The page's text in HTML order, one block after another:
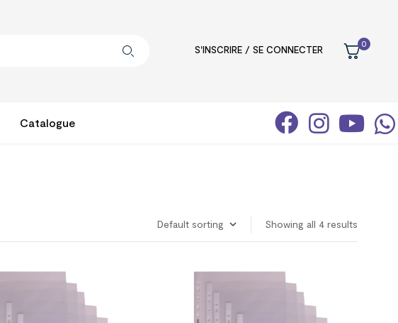
S'INSCRIRE / SE CONNECTER
0
Catalogue
Showing all 4 results